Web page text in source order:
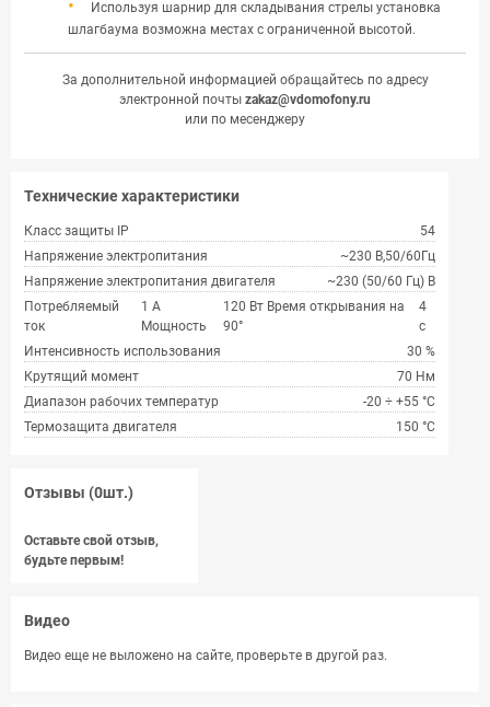
Используя шарнир для складывания стрелы установка
шлагбаума возможна местах с ограниченной высотой.
За дополнительной информацией обращайтесь по адресу
электронной почты zakaz@vdomofony.ru
или по месенджеру
Технические характеристики
Класс защиты IP
54
Напряжение электропитания
~230 В,50/60Гц
Напряжение электропитания двигателя
~230 (50/60 Гц) В
Потребляемый
ток
1 А
Мощность
120 Вт Время открывания на
90°
4
с
Интенсивность использования
30 %
Крутящий момент
70 Нм
Диапазон рабочих температур
-20 ÷ +55 °C
Термозащита двигателя
150 °C
Отзывы (0шт.)
Оставьте свой отзыв,
будьте первым!
Видео
Видео еще не выложено на сайте, проверьте в другой раз.